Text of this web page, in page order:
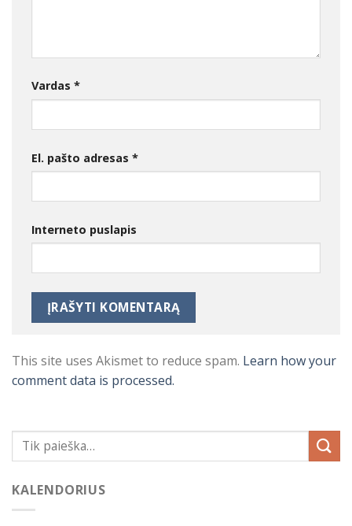
Vardas *
El. pašto adresas *
Interneto puslapis
This site uses Akismet to reduce spam. Learn how your
comment data is processed.
KALENDORIUS